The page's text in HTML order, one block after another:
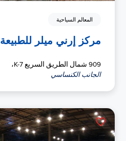
المعالم السياحية
مركز إرني ميلر للطبيعة
909 شمال الطريق السريع K-7،
الجانب الكنساسي